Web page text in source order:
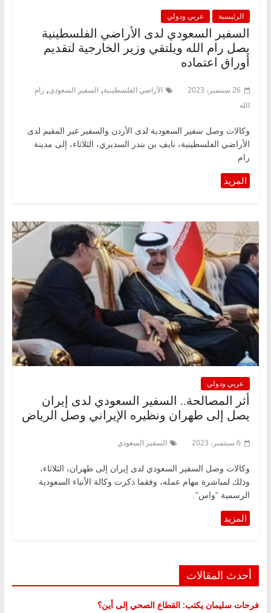
الرئيسية عربي ودولي
السفير السعودي لدى الأراضي الفلسطينية
يصل رام الله ويلتقي وزير الخارجية لتقديم
أوراق اعتماده
26 سبتمبر، 2023 الأراضي الفلسطينية, السفير السعودي, رام
الله
وكالات وصل سفير السعودية لدى الأردن والسفير غير المقيم لدى
الأراضي الفلسطينية، نايف بن بندر السديري، الثلاثاء، إلى مدينة
رام
عربي ودولي
أثر المصالحة.. السفير السعودي لدى إيران
يصل إلى طهران ونظيره الإيراني وصل الرياض
6 سبتمبر، 2023 السفير السعودي
وكالات وصل السفير السعودي لدى إيران إلى طهران، الثلاثاء،
وذلك لمباشرة مهام عمله، وفقما ذكرت وكالة الأنباء السعودية
الرسمية “واس”.
أحدث المقالات
فرحات سليمان يكتب: القطاع الصحي إلى أين؟